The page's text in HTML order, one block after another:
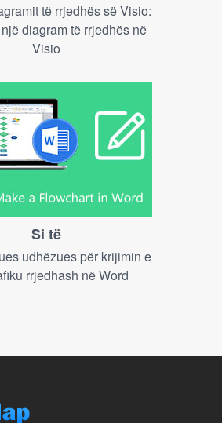
të rrjedhës së Visio:
diagram të rrjedhës në
Visio
Si të
udhëzues për krijimin e
rrjedhash në Word